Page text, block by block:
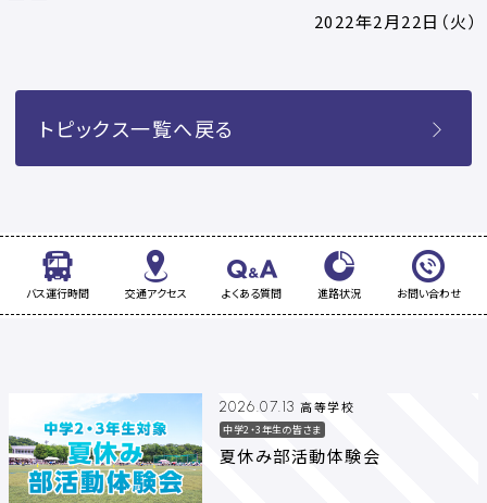
2022年2月22日（火）
トピックス一覧へ戻る
バス運行時間 交通アクセス よくある質問 進路状況 お問い合わせ
2026.07.13 高等学校
中学2・3年生の皆さま
夏休み部活動体験会